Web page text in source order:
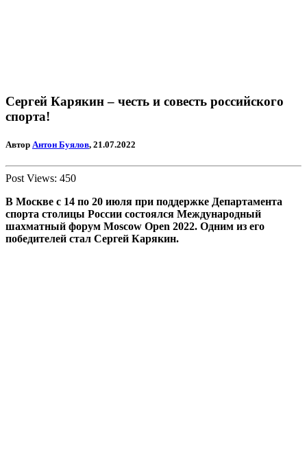
Сергей Карякин – честь и совесть российского
спорта!
Автор Антон Буялов, 21.07.2022
Post Views: 450
В Москве с 14 по 20 июля при поддержке Департамента
спорта столицы России состоялся Международный
шахматный форум Moscow Open 2022. Одним из его
победителей стал Сергей Карякин.